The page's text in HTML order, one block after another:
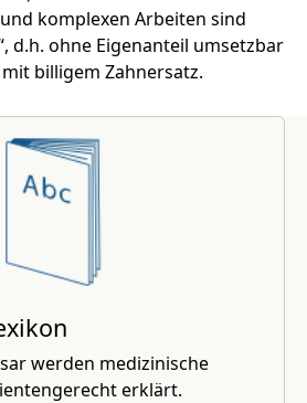
komplexen Arbeiten sind
d.h. ohne Eigenanteil umsetzbar
billigem Zahnersatz.
werden medizinische
erklärt.